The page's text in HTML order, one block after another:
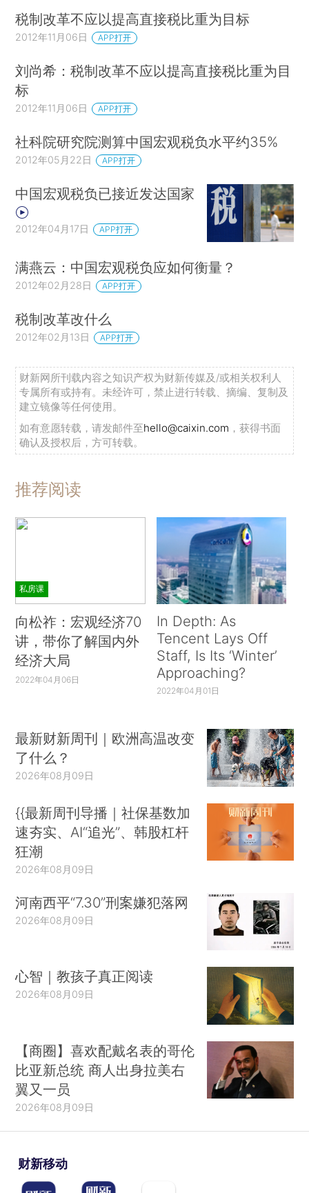
税制改革不应以提高直接税比重为目标
2012年11月06日 APP打开
刘尚希：税制改革不应以提高直接税比重为目
标
2012年11月06日 APP打开
社科院研究院测算中国宏观税负水平约35%
2012年05月22日 APP打开
中国宏观税负已接近发达国家
2012年04月17日 APP打开
满燕云：中国宏观税负应如何衡量？
2012年02月28日 APP打开
税制改革改什么
2012年02月13日 APP打开
财新网所刊载内容之知识产权为财新传媒及/或相关权利人
专属所有或持有。未经许可，禁止进行转载、摘编、复制及
建立镜像等任何使用。
如有意愿转载，请发邮件至hello@caixin.com ，获得书面
确认及授权后，方可转载。
推荐阅读
私房课
向松祚：宏观经济70
讲，带你了解国内外
经济大局
2022年04月06日
In Depth: As
Tencent Lays Off
Staff, Is Its ‘Winter’
Approaching?
2022年04月01日
最新财新周刊｜欧洲高温改变
了什么？
2026年08月09日
{{最新周刊导播｜社保基数加
速夯实、AI“追光”、韩股杠杆
狂潮
2026年08月09日
河南西平“7.30”刑案嫌犯落网
2026年08月09日
心智｜教孩子真正阅读
2026年08月09日
【商圈】喜欢配戴名表的哥伦
比亚新总统 商人出身拉美右
翼又一员
2026年08月09日
财新移动